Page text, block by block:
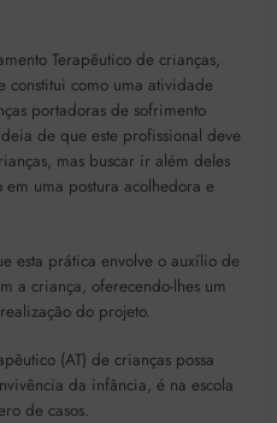
Terapêutico de crianças,
constitui como uma atividade
portadoras de sofrimento
de que este profissional deve
mas buscar ir além deles
uma postura acolhedora e
esta prática envolve o auxílio de
a criança, oferecendo-lhes um
do projeto.
(AT) de crianças possa
da infância, é na escola
de casos.